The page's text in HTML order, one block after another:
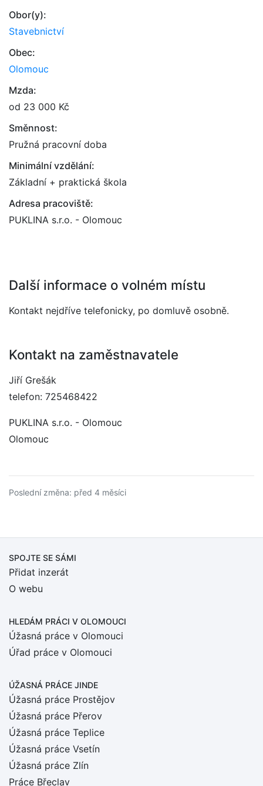
Obor(y):
Stavebnictví
Obec:
Olomouc
Mzda:
od 23 000 Kč
Směnnost:
Pružná pracovní doba
Minimální vzdělání:
Základní + praktická škola
Adresa pracoviště:
PUKLINA s.r.o. - Olomouc
Další informace o volném místu
Kontakt nejdříve telefonicky, po domluvě osobně.
Kontakt na zaměstnavatele
Jiří Grešák
telefon: 725468422
PUKLINA s.r.o. - Olomouc
Olomouc
Poslední změna: před 4 měsíci
SPOJTE SE SÁMI
Přidat inzerát
O webu
HLEDÁM PRÁCI V OLOMOUCI
Úžasná práce v Olomouci
Úřad práce v Olomouci
ÚŽASNÁ PRÁCE JINDE
Úžasná práce Prostějov
Úžasná práce Přerov
Úžasná práce Teplice
Úžasná práce Vsetín
Úžasná práce Zlín
Práce Břeclav